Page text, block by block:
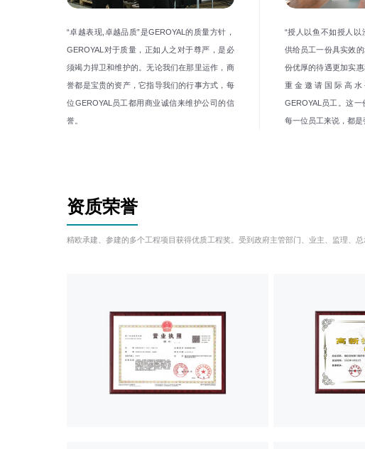
“卓越表现,卓越品质”是GEROYAL的质量方针，
GEROYAL对于质量，正如人之对于尊严，是必
须竭力捍卫和维护的。无论我们在那里运作，商
誉都是宝贵的资产，它指导我们的行事方式，每
位GEROYAL员工都用商业诚信来维护公司的信
誉。
“授人以鱼不如授人以
供给员工一份具实效
份优厚的待遇更加实
重金邀请国际高
GEROYAL员工。这
每一位员工来说，都是
资质荣誉
精欧承建、参建的多个工程项目获得优质工程奖。受到政府主管部门、业主、监理、总